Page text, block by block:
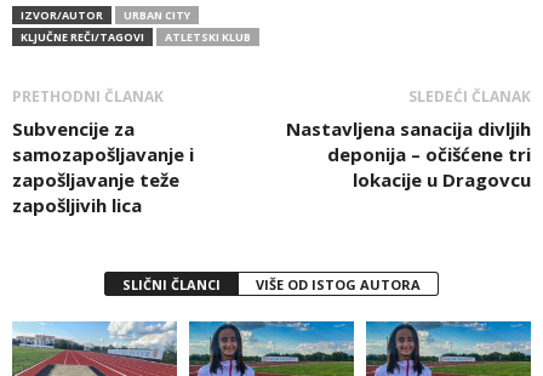
IZVOR/AUTOR
URBAN CITY
KLJUČNE REČI/TAGOVI
ATLETSKI KLUB
PRETHODNI ČLANAK
Subvencije za
samozapošljavanje i
zapošljavanje teže
zapošljivih lica
SLEDEĆI ČLANAK
Nastavljena sanacija divljih
deponija – očišćene tri
lokacije u Dragovcu
SLIČNI ČLANCI VIŠE OD ISTOG AUTORA